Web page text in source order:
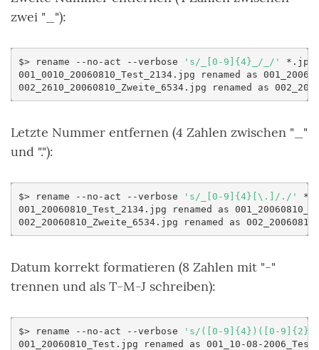
zwei "_"):
$> rename --no-act --verbose 's/_[0-9]{4}_/_/'
*.jpg
001_0010_20060810_Test_2134.jpg
renamed as
002_2610_20060810_Zweite_6534.jpg
renamed as
Letzte Nummer entfernen (4 Zahlen zwischen "_"
und "."):
$> rename --no-act --verbose 's/_[0-9]{4}[\.]/./'
001_20060810_Test_2134.jpg
renamed as
002_20060810_Zweite_6534.jpg
renamed as
Datum korrekt formatieren (8 Zahlen mit "-"
trennen und als T-M-J schreiben):
$> rename --no-act --verbose
's/([0-9]{4})([0-
001_20060810_Test.jpg
renamed as 001_10-08-